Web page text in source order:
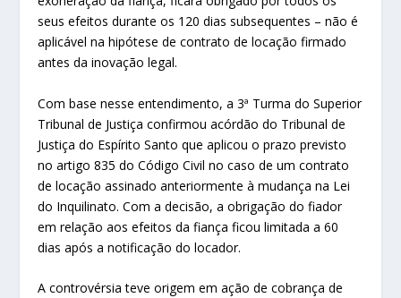
seus efeitos durante os 120 dias subsequentes – não é
aplicável na hipótese de contrato de locação firmado
antes da inovação legal.
Com base nesse entendimento, a 3ª Turma do Superior
Tribunal de Justiça confirmou acórdão do Tribunal de
Justiça do Espírito Santo que aplicou o prazo previsto
no artigo 835 do Código Civil no caso de um contrato
de locação assinado anteriormente à mudança na Lei
do Inquilinato. Com a decisão, a obrigação do fiador
em relação aos efeitos da fiança ficou limitada a 60
dias após a notificação do locador.
A controvérsia teve origem em ação de cobrança de